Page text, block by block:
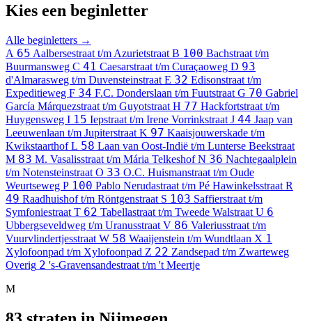
Kies een beginletter
Alle beginletters →
A 65 Aalbersestraat t/m Azurietstraat B 100 Bachstraat t/m
Buurmansweg C 41 Caesarstraat t/m Curaçaoweg D 93
d'Almarasweg t/m Duvensteinstraat E 32 Edisonstraat t/m
Expeditieweg F 34 F.C. Donderslaan t/m Fuutstraat G 70 Gabriel
García Márquezstraat t/m Guyotstraat H 77 Hackfortstraat t/m
Huygensweg I 15 Iepstraat t/m Irene Vorrinkstraat J 44 Jaap van
Leeuwenlaan t/m Jupiterstraat K 97 Kaaisjouwerskade t/m
KwikstaarthofL 58 Laan van Oost-Indië t/m Lunterse Beekstraat
M 83 M. Vasalisstraat t/m Mária TelkeshofN 36 Nachtegaalplein
t/m Notensteinstraat O 33 O.C. Huismanstraat t/m Oude
Weurtseweg P 100 Pablo Nerudastraat t/m Pé Hawinkelsstraat R
49 Raadhuishof t/m Röntgenstraat S 103 Saffierstraat t/m
Symfoniestraat T 62 Tabellastraat t/m Tweede Walstraat U 6
Ubbergseveldweg t/m Uranusstraat V 86 Valeriusstraat t/m
Vuurvlindertjesstraat W 58 Waaijenstein t/m Wundtlaan X 1
Xylofoonpad t/m Xylofoonpad Z 22 Zandsepad t/m Zwarteweg
Overig 2 's-Gravensandestraat t/m 't Meertje
M